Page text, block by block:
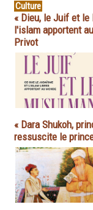
Culture
« Dieu, le Juif et le
l'islam apportent
Privot
« Dara Shukoh,
ressuscite le